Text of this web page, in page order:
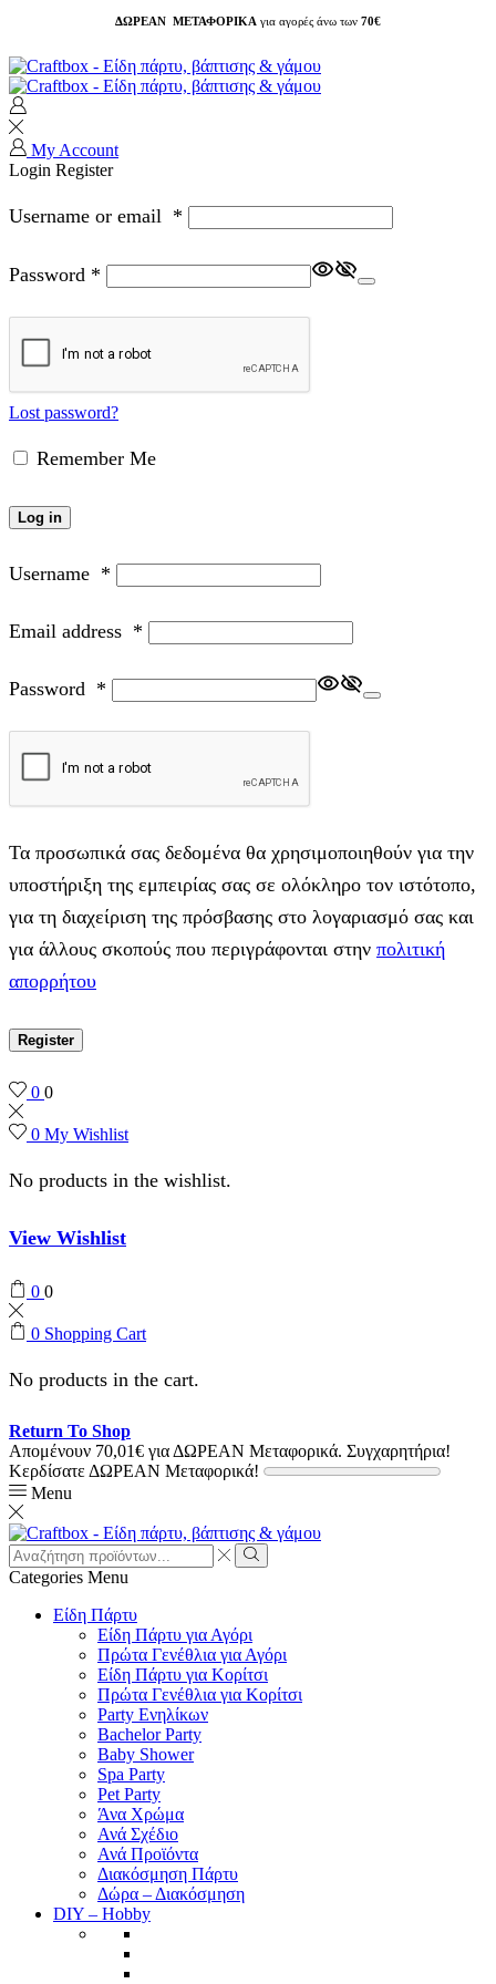
ΔΩΡΕΑΝ ΜΕΤΑΦΟΡΙΚΑ για αγορές άνω των 70€
My Account
Login Register
Username or email *
Password *
Lost password?
Remember Me
Log in
Username *
Email address *
Password *
Τα προσωπικά σας δεδομένα θα χρησιμοποιηθούν για την
υποστήριξη της εμπειρίας σας σε ολόκληρο τον ιστότοπο,
για τη διαχείριση της πρόσβασης στο λογαριασμό σας και
για άλλους σκοπούς που περιγράφονται στην πολιτική
απορρήτου
Register
0 0
0 My Wishlist
No products in the wishlist.
View Wishlist
0 0
0 Shopping Cart
No products in the cart.
Return To Shop
Απομένουν 70,01€ για ΔΩΡΕΑΝ Μεταφορικά. Συγχαρητήρια!
Κερδίσατε ΔΩΡΕΑΝ Μεταφορικά!
Menu
Search
input
Search
Categories Menu
Είδη Πάρτυ
Είδη Πάρτυ για Αγόρι
Πρώτα Γενέθλια για Αγόρι
Είδη Πάρτυ για Κορίτσι
Πρώτα Γενέθλια για Κορίτσι
Party Ενηλίκων
Bachelor Party
Baby Shower
Spa Party
Pet Party
Άνα Χρώμα
Ανά Σχέδιο
Ανά Προϊόντα
Διακόσμηση Πάρτυ
Δώρα – Διακόσμηση
DIY – Hobby